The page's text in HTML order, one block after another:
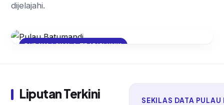
dijelajahi.
BUDAYA LOKAL & TRADISI UNIK
yang Harmoni dengan Alam
Liputan Terkini SEKILAS DATA